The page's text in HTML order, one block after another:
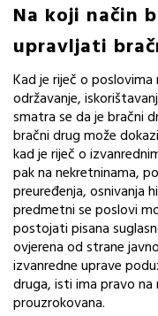
Na koji način
upravljati
Kad je riječ o
održavanje,
smatra se da je bračni
bračni drug može
kad je riječ o
pak na nekretninama,
preuređenja, osnivanja
predmetni se poslovi
postojati pisana
ovjerena od strane
izvanredne uprave
druga, isti ima pravo
prouzrokovana.